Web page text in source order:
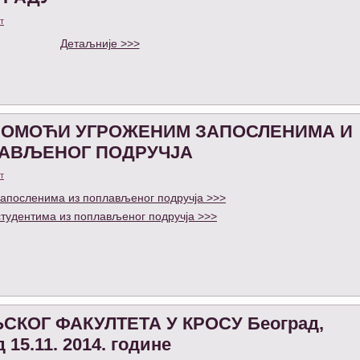
Детаљније >>>
УГРОЖЕНИМ ЗАПОСЛЕНИМА И
ПОДРУЧЈА
из поплављеног подручја >>>
из поплављеног подручја >>>
ФАКУЛТЕТА У КРОСУ Београд,
2014. године